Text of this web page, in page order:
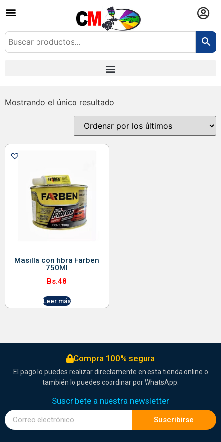
Mostrando el único resultado
Masilla con fibra Farben
750Ml
Bs.48
Leer más
Compra 100% segura
El pago lo puedes realizar directamente en esta tienda online o
también lo puedes coordinar por WhatsApp.
Suscríbete a nuestra newsletter
Suscribirse